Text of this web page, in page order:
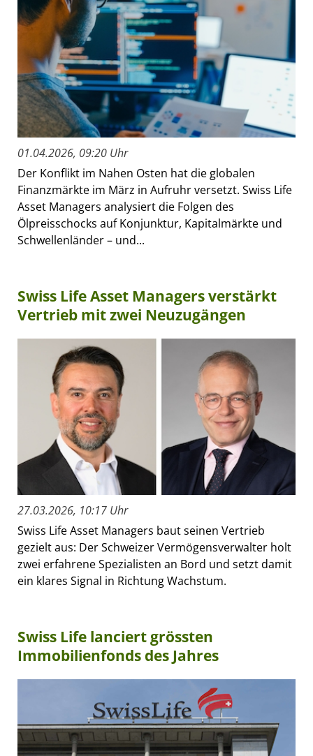
01.04.2026, 09:20 Uhr
Der Konflikt im Nahen Osten hat die globalen
Finanzmärkte im März in Aufruhr versetzt. Swiss Life
Asset Managers analysiert die Folgen des
Ölpreisschocks auf Konjunktur, Kapitalmärkte und
Schwellenländer – und...
Swiss Life Asset Managers verstärkt
Vertrieb mit zwei Neuzugängen
27.03.2026, 10:17 Uhr
Swiss Life Asset Managers baut seinen Vertrieb
gezielt aus: Der Schweizer Vermögensverwalter holt
zwei erfahrene Spezialisten an Bord und setzt damit
ein klares Signal in Richtung Wachstum.
Swiss Life lanciert grössten
Immobilienfonds des Jahres